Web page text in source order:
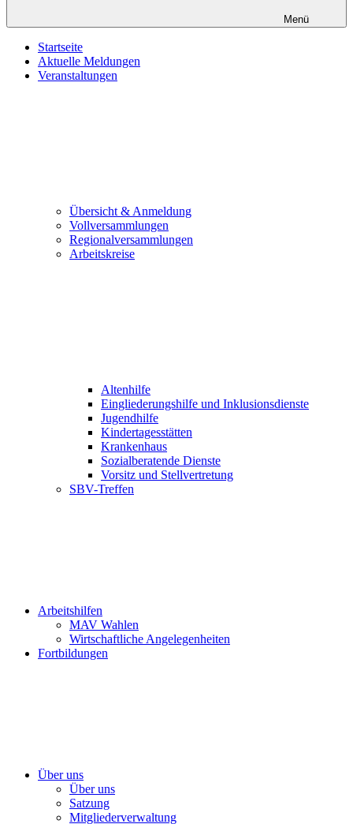
Menü
Startseite
Aktuelle Meldungen
Veranstaltungen
Übersicht & Anmeldung
Vollversammlungen
Regionalversammlungen
Arbeitskreise
Altenhilfe
Eingliederungshilfe und Inklusionsdienste
Jugendhilfe
Kindertagesstätten
Krankenhaus
Sozialberatende Dienste
Vorsitz und Stellvertretung
SBV-Treffen
Arbeitshilfen
MAV Wahlen
Wirtschaftliche Angelegenheiten
Fortbildungen
Über uns
Über uns
Satzung
Mitgliederverwaltung